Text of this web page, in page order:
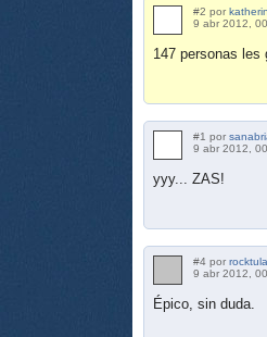
#2 por
9 abr 2012,
147 personas les
#1 por
9 abr 2012,
yyy... ZAS!
#4 por
9 abr 2012,
Épico, sin duda.